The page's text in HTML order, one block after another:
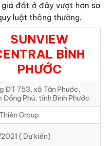
đất ở đây vượt hơn so
luật thông thường.
SUNVIEW
BÌNH
PHƯỚC
ĐT 753, xã Tân Phước,
Đồng Phú, tỉnh Bình Phước
Group
( Dự kiến)